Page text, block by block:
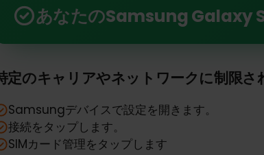
あなたのSamsung Galaxy S20 Ultraで
あなたのSamsung
特定のキャリアやネットワークに制